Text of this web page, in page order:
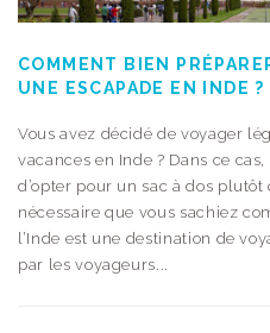
COMMENT BIEN
UNE ESCAPADE EN INDE ?
Vous avez décidé de voyager
vacances en Inde ? Dans ce
d’opter pour un sac à dos plutôt
nécessaire que vous sachiez
l’Inde est une destination de
par les voyageurs...